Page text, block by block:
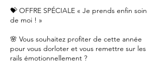
💝 OFFRE SPÉCIALE « Je prends enfin soin
de moi ! »
🌸 Vous souhaitez profiter de cette année
pour vous dorloter et vous remettre sur les
rails émotionnellement ?